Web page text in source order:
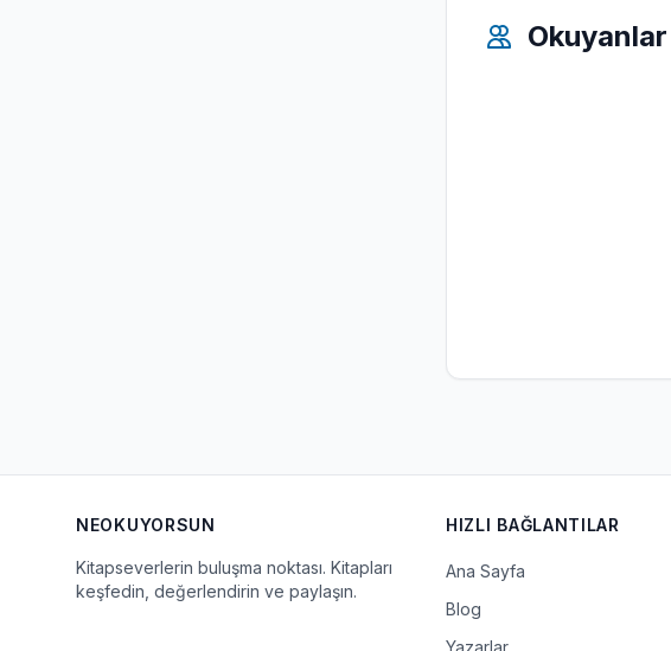
Okuyanlar
NEOKUYORSUN
Kitapseverlerin buluşma noktası. Kitapları
keşfedin, değerlendirin ve paylaşın.
HIZLI BAĞLANTILAR
Ana Sayfa
Blog
Yazarlar